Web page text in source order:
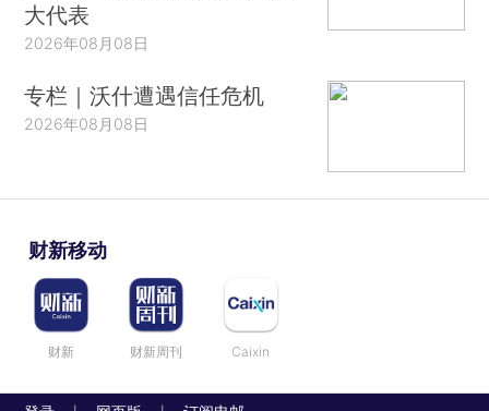
大代表
2026年08月08日
专栏｜沃什遭遇信任危机
2026年08月08日
财新移动
财新 财新周刊 Caixin